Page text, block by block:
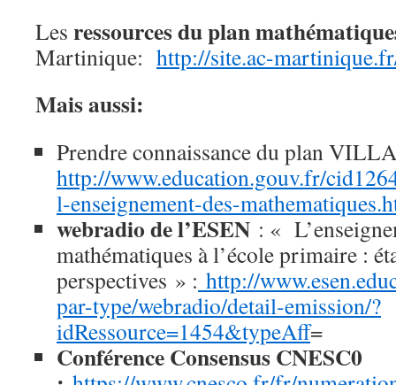
Les ressources du plan
Martinique: http://site.ac-
Mais aussi:
Prendre connaissance du plan
http://www.education.gouv.fr/
l-enseignement-des-
webradio de l’ESEN : «
mathématiques à l’école primaire :
perspectives » : http://
par-type/webradio/detail-emission/?
idRessource=1454&typeAff=
Conférence Consensus CNESC0